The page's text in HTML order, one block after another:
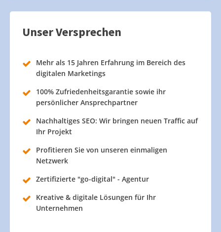
Unser Versprechen
Mehr als 15 Jahren Erfahrung im Bereich des
digitalen Marketings
100% Zufriedenheitsgarantie sowie ihr
persönlicher Ansprechpartner
Nachhaltiges SEO: Wir bringen neuen Traffic auf
Ihr Projekt
Profitieren Sie von unseren einmaligen
Netzwerk
Zertifizierte "go-digital" - Agentur
Kreative & digitale Lösungen für Ihr
Unternehmen